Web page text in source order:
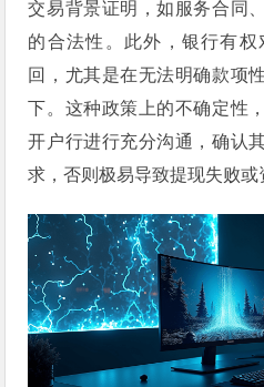
交易背景证明，如服务合同
的合法性。此外，银行有
回，尤其是在无法明确款项
下。这种政策上的不确定性
开户行进行充分沟通，确认
求，否则极易导致提现失败或